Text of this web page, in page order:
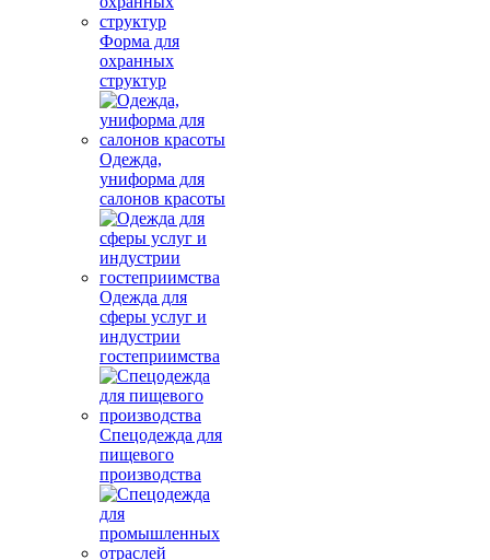
Форма для
охранных
структур
Одежда,
униформа для
салонов красоты
Одежда для
сферы услуг и
индустрии
гостеприимства
Спецодежда для
пищевого
производства